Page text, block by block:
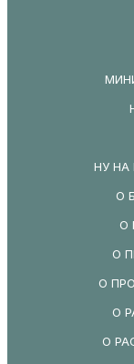
НУ НА
О
О
О
О
О
О